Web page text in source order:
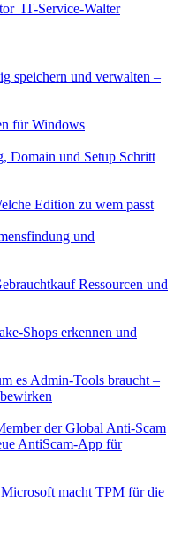
speichern und verwalten –
für Windows
Domain und Setup Schritt
Edition zu wem passt
und
Ressourcen und
Shops erkennen und
es Admin-Tools braucht –
der Global Anti-Scam
AntiScam-App für
macht TPM für die